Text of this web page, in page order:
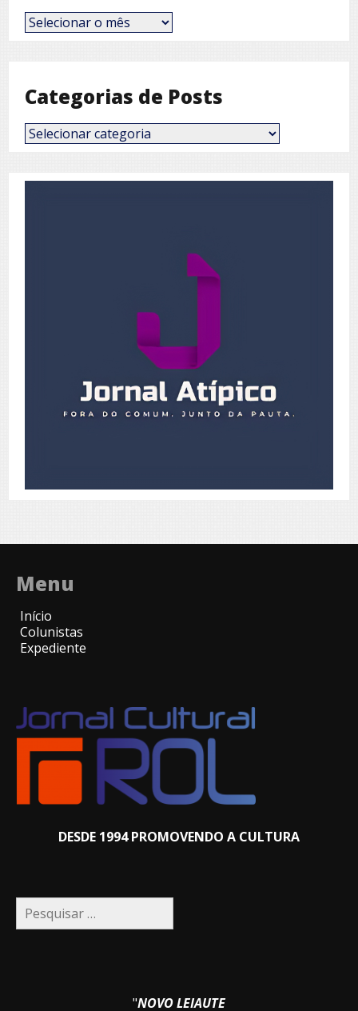
Posts
por
Categorias de Posts
Categorias
de
Menu
Início
Colunistas
Expediente
DESDE 1994 PROMOVENDO A CULTURA
Pesquisar
por:
"NOVO LEIAUTE